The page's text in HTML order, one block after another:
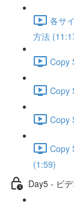
各サ
方法
Copy
Copy
Copy
Copy
(1:59)
Day5 - ビ